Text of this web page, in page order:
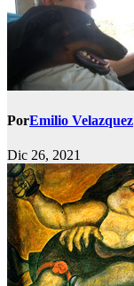
PorEmilio Velazquez
Dic 26, 2021